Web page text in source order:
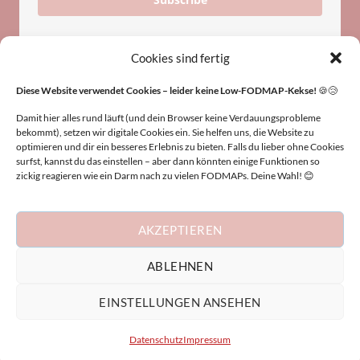
Cookies sind fertig
Diese Website verwendet Cookies – leider keine Low-FODMAP-Kekse! 🍪😢
Damit hier alles rund läuft (und dein Browser keine Verdauungsprobleme
bekommt), setzen wir digitale Cookies ein. Sie helfen uns, die Website zu
optimieren und dir ein besseres Erlebnis zu bieten. Falls du lieber ohne Cookies
surfst, kannst du das einstellen – aber dann könnten einige Funktionen so
zickig reagieren wie ein Darm nach zu vielen FODMAPs. Deine Wahl! 😊
AKZEPTIEREN
ABLEHNEN
EINSTELLUNGEN ANSEHEN
DatenschutzImpressum
HINWEIS
Die Inhalte dieser Website dienen nur zu
Beratung. Keine Haftung für Folgen der Anwendung.
Konsultiere bei gesundheitlichen Fragen stets einen Arzt
Copyright 2026 ©Judith Samp